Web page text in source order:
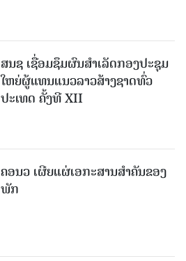
ສນຊ ເຊື່ອມຊຶມຜົນສໍາເລັດກອງປະຊຸມ
ໃຫຍ່ຜູ້ແທນແນວລາວສ້າງຊາດທົ່ວ
ປະເທດ ຄັ້ງທີ XII
ຄອນວ ເຜີຍແຜ່ເອກະສານສໍາຄັນຂອງ
ພັກ